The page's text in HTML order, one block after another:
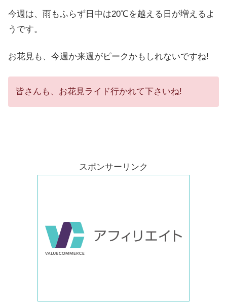
今週は、雨もふらず日中は20℃を越える日が増えるよ
うです。
お花見も、今週か来週がピークかもしれないですね!
皆さんも、お花見ライド行かれて下さいね!
スポンサーリンク